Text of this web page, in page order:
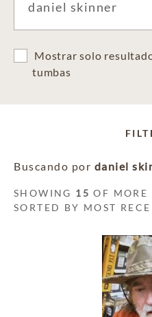
Mostrar solo
tumbas
Buscando por daniel
SHOWING 15 OF MORE
SORTED BY MOST